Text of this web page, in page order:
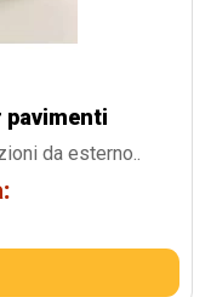
pavimenti
da esterno..